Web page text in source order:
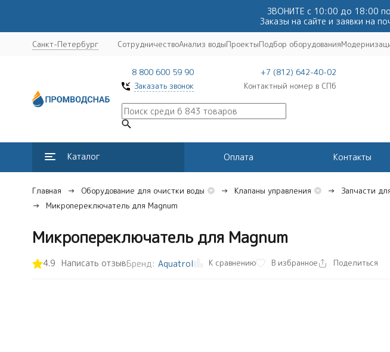
ЗВОНИТЕ с 10:00 до 18:00
Заказы на сайте и заявки на
Санкт-Петербург СотрудничествоАнализ водыПроектыПодбор оборудования
8 800 600 59 90
Заказать звонок
+7 (812) 642-40-02
Контактный номер в СПб
Каталог Оплата Контакты
Главная Оборудование для очистки воды Клапаны управления Запчасти
Микропереключатель для Magnum
Микропереключатель для Magnum
4.9 Написать отзывБренд: Aquatrol К сравнению В избранное Поделиться